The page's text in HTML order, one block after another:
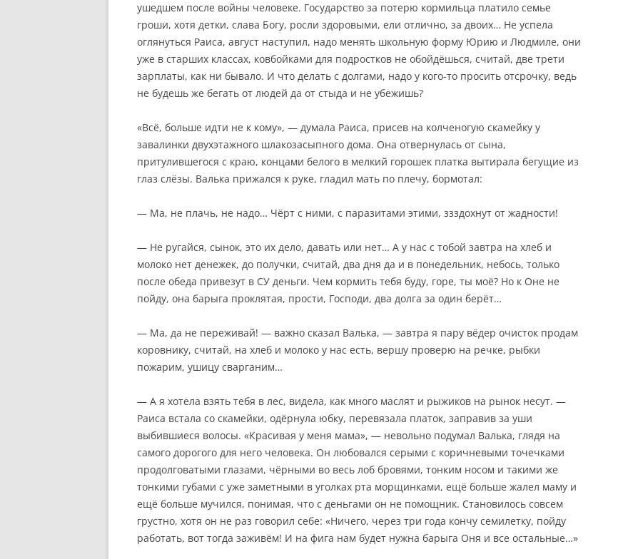
ушедшем после войны человеке. Государство за потерю кормильца платило семье
гроши, хотя детки, слава Богу, росли здоровыми, ели отлично, за двоих… Не успела
оглянуться Раиса, август наступил, надо менять школьную форму Юрию и Людмиле, они
уже в старших классах, ковбойками для подростков не обойдёшься, считай, две трети
зарплаты, как ни бывало. И что делать с долгами, надо у кого-то просить отсрочку, ведь
не будешь же бегать от людей да от стыда и не убежишь?
«Всё, больше идти не к кому», — думала Раиса, присев на колченогую скамейку у
завалинки двухэтажного шлакозасыпного дома. Она отвернулась от сына,
притулившегося с краю, концами белого в мелкий горошек платка вытирала бегущие из
глаз слёзы. Валька прижался к руке, гладил мать по плечу, бормотал:
— Ма, не плачь, не надо… Чёрт с ними, с паразитами этими, ззздохнут от жадности!
— Не ругайся, сынок, это их дело, давать или нет… А у нас с тобой завтра на хлеб и
молоко нет денежек, до получки, считай, два дня да и в понедельник, небось, только
после обеда привезут в СУ деньги. Чем кормить тебя буду, горе, ты моё? Но к Оне не
пойду, она барыга проклятая, прости, Господи, два долга за один берёт…
— Ма, да не переживай! — важно сказал Валька, — завтра я пару вёдер очисток продам
коровнику, считай, на хлеб и молоко у нас есть, вершу проверю на речке, рыбки
пожарим, ушицу сварганим…
— А я хотела взять тебя в лес, видела, как много маслят и рыжиков на рынок несут. —
Раиса встала со скамейки, одёрнула юбку, перевязала платок, заправив за уши
выбившиеся волосы. «Красивая у меня мама», — невольно подумал Валька, глядя на
самого дорогого для него человека. Он любовался серыми с коричневыми точечками
продолговатыми глазами, чёрными во весь лоб бровями, тонким носом и такими же
тонкими губами с уже заметными в уголках рта морщинками, ещё больше жалел маму и
ещё больше мучился, понимая, что с деньгами он не помощник. Становилось совсем
грустно, хотя он не раз говорил себе: «Ничего, через три года кончу семилетку, пойду
работать, вот тогда заживём! И на фига нам будет нужна барыга Оня и все остальные…»